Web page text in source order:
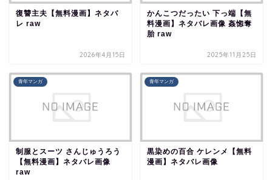
復讐主夫【無料漫画】ネタバ
レ raw
2026年4月15日
かんこつだったい 下っ端【無
料漫画】ネタバレ画像 姦惚奪
胎 raw
2025年11月25日
青年マンガ
制服とスーツ さんじゅうろう
【無料漫画】ネタバレ画像
raw
青年マンガ
黒染めの百合 ケレンメ【無料
漫画】ネタバレ画像